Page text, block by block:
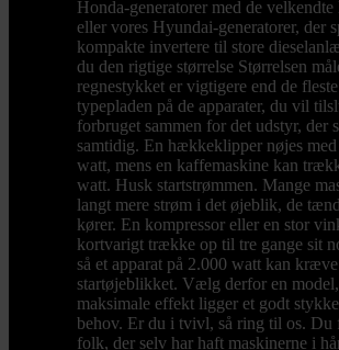
Honda-generatorer med de
eller vores Hyundai-generatorer, der
kompakte invertere til store
du den rigtige størrelse Størrelsen
regnestykket er vigtigere end de
typepladen på de apparater, du vil
forbruget sammen for det udstyr, der
samtidig. En hækkeklipper nøjes
watt, mens en kaffemaskine kan
watt. Husk startstrømmen. Mange
langt mere strøm i det øjeblik, de
kører. En kompressor eller en stor
kortvarigt trække op til tre gange sit
så et apparat på 2.000 watt kan
startøjeblikket. Vælg derfor en
maksimale effekt ligger et godt
behov. Er du i tvivl, så ring til os. Du
folk, der selv har haft maskinerne i